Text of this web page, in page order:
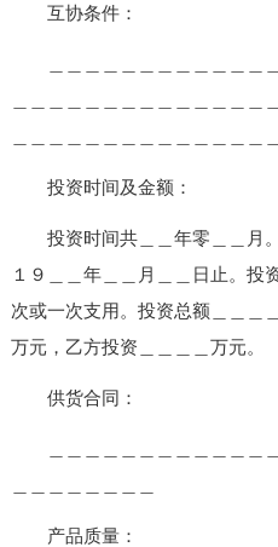
互协条件：
投资时间及金额：
投资时间共＿＿年零＿＿月。
１９＿＿年＿＿月＿＿日止。投
次或一次支用。投资总额＿＿＿
万元，乙方投资＿＿＿＿万元。
供货合同：
产品质量：